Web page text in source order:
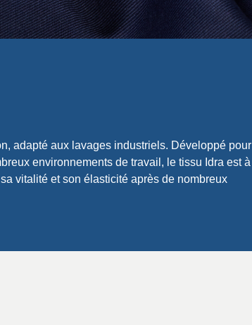
adapté aux lavages industriels. Développé pour
environnements de travail, le tissu Idra est à
vitalité et son élasticité après de nombreux